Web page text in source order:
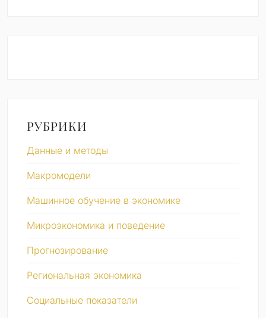
РУБРИКИ
Данные и методы
Макромодели
Машинное обучение в экономике
Микроэкономика и поведение
Прогнозирование
Региональная экономика
Социальные показатели